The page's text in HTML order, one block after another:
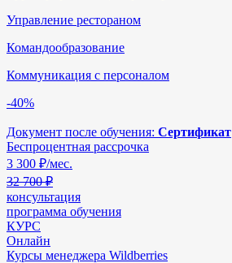
Управление рестораном
Командообразование
Коммуникация с персоналом
-40%
Документ после обучения: Сертификат
Беспроцентная рассрочка
3 300 ₽/мес.
32 700 ₽
консультация
программа обучения
КУРС
Онлайн
Курсы менеджера Wildberries